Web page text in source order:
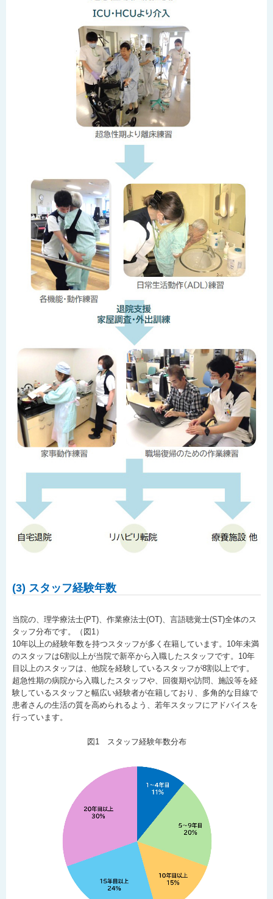
(3) スタッフ経験年数
当院の、理学療法士(PT)、作業療法士(OT)、言語聴覚士(ST)全体のス
タッフ分布です。（図1）
10年以上の経験年数を持つスタッフが多く在籍しています。10年未満
のスタッフは6割以上が当院で新卒から入職したスタッフです。10年
目以上のスタッフは、他院を経験しているスタッフが8割以上です。
超急性期の病院から入職したスタッフや、回復期や訪問、施設等を経
験しているスタッフと幅広い経験者が在籍しており、多角的な目線で
患者さんの生活の質を高められるよう、若年スタッフにアドバイスを
行っています。
図1 スタッフ経験年数分布